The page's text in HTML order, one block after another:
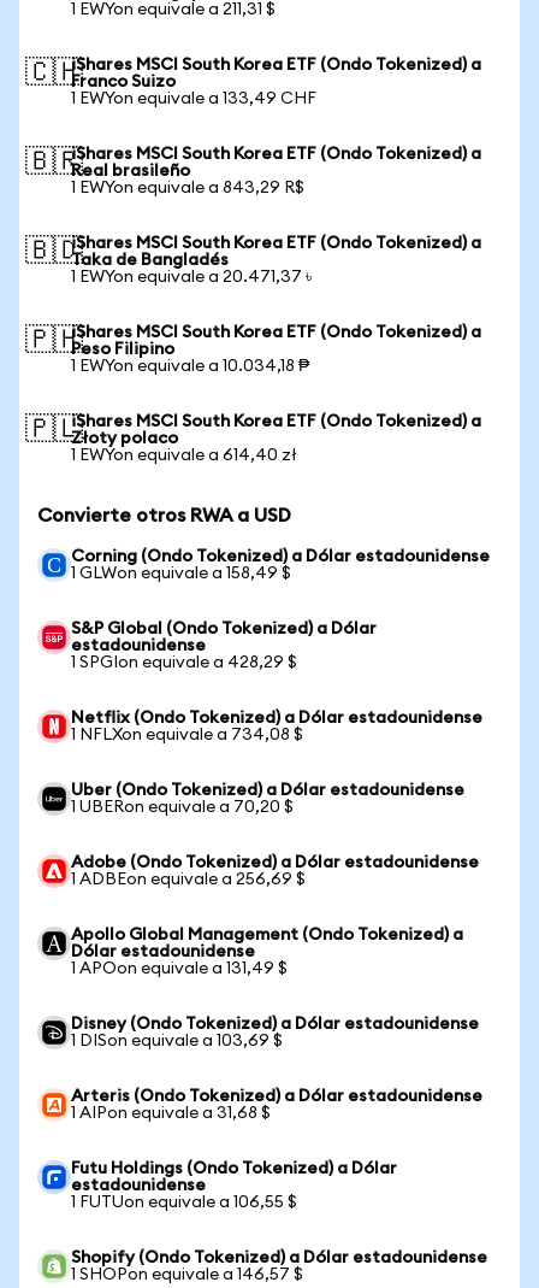
1 EWYon equivale a 211,31 $
🇨🇭iShares MSCI South Korea ETF (Ondo Tokenized) a
Franco Suizo
1 EWYon equivale a 133,49 CHF
🇧🇷iShares MSCI South Korea ETF (Ondo Tokenized) a
Real brasileño
1 EWYon equivale a 843,29 R$
🇧🇩iShares MSCI South Korea ETF (Ondo Tokenized) a
Taka de Bangladés
1 EWYon equivale a 20.471,37 ৳
🇵🇭iShares MSCI South Korea ETF (Ondo Tokenized) a
Peso Filipino
1 EWYon equivale a 10.034,18 ₱
🇵🇱iShares MSCI South Korea ETF (Ondo Tokenized) a
Złoty polaco
1 EWYon equivale a 614,40 zł
Convierte otros RWA a USD
Corning (Ondo Tokenized) a Dólar estadounidense
1 GLWon equivale a 158,49 $
S&P Global (Ondo Tokenized) a Dólar
estadounidense
1 SPGIon equivale a 428,29 $
Netflix (Ondo Tokenized) a Dólar estadounidense
1 NFLXon equivale a 734,08 $
Uber (Ondo Tokenized) a Dólar estadounidense
1 UBERon equivale a 70,20 $
Adobe (Ondo Tokenized) a Dólar estadounidense
1 ADBEon equivale a 256,69 $
Apollo Global Management (Ondo Tokenized) a
Dólar estadounidense
1 APOon equivale a 131,49 $
Disney (Ondo Tokenized) a Dólar estadounidense
1 DISon equivale a 103,69 $
Arteris (Ondo Tokenized) a Dólar estadounidense
1 AIPon equivale a 31,68 $
Futu Holdings (Ondo Tokenized) a Dólar
estadounidense
1 FUTUon equivale a 106,55 $
Shopify (Ondo Tokenized) a Dólar estadounidense
1 SHOPon equivale a 146,57 $